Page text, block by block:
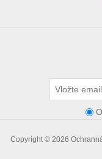
Copyright © 2026